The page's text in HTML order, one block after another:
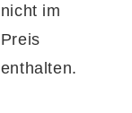
nicht im
Preis
enthalten.